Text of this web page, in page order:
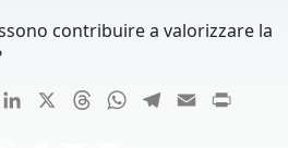
contribuire a valorizzare la
PinterestLinkedIn ThreadsWhatsApp
Telegram
Email